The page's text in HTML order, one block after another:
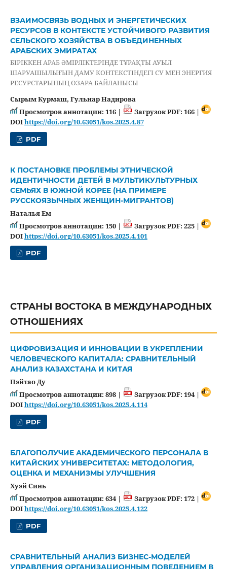
ВЗАИМОСВЯЗЬ ВОДНЫХ И ЭНЕРГЕТИЧЕСКИХ
РЕСУРСОВ В КОНТЕКСТЕ УСТОЙЧИВОГО РАЗВИТИЯ
СЕЛЬСКОГО ХОЗЯЙСТВА В ОБЪЕДИНЕННЫХ
АРАБСКИХ ЭМИРАТАХ
БІРІККЕН АРАБ ӘМІРЛІКТЕРІНДЕ ТҰРАҚТЫ АУЫЛ
ШАРУАШЫЛЫҒЫН ДАМУ КОНТЕКСТІНДЕГІ СУ МЕН ЭНЕРГИЯ
РЕСУРСТАРЫНЫҢ ӨЗАРА БАЙЛАНЫСЫ
Сырым Курмаш, Гульнар Надирова
Просмотров аннотации: 116 |
Загрузок PDF: 166 |
DOIhttps://doi.org/10.63051/kos.2025.4.87
PDF
К ПОСТАНОВКЕ ПРОБЛЕМЫ ЭТНИЧЕСКОЙ
ИДЕНТИЧНОСТИ ДЕТЕЙ В МУЛЬТИКУЛЬТУРНЫХ
СЕМЬЯХ В ЮЖНОЙ КОРЕЕ (НА ПРИМЕРЕ
РУССКОЯЗЫЧНЫХ ЖЕНЩИН-МИГРАНТОВ)
Наталья Ем
Просмотров аннотации: 150 |
Загрузок PDF: 225 |
DOIhttps://doi.org/10.63051/kos.2025.4.101
PDF
СТРАНЫ ВОСТОКА В МЕЖДУНАРОДНЫХ
ОТНОШЕНИЯХ
ЦИФРОВИЗАЦИЯ И ИННОВАЦИИ В УКРЕПЛЕНИИ
ЧЕЛОВЕЧЕСКОГО КАПИТАЛА: СРАВНИТЕЛЬНЫЙ
АНАЛИЗ КАЗАХСТАНА И КИТАЯ
Пэйтао Ду
Просмотров аннотации: 898 |
Загрузок PDF: 194 |
DOIhttps://doi.org/10.63051/kos.2025.4.114
PDF
БЛАГОПОЛУЧИЕ АКАДЕМИЧЕСКОГО ПЕРСОНАЛА В
КИТАЙСКИХ УНИВЕРСИТЕТАХ: МЕТОДОЛОГИЯ,
ОЦЕНКА И МЕХАНИЗМЫ УЛУЧШЕНИЯ
Хуэй Синь
Просмотров аннотации: 634 |
Загрузок PDF: 172 |
DOIhttps://doi.org/10.63051/kos.2025.4.122
PDF
СРАВНИТЕЛЬНЫЙ АНАЛИЗ БИЗНЕС-МОДЕЛЕЙ